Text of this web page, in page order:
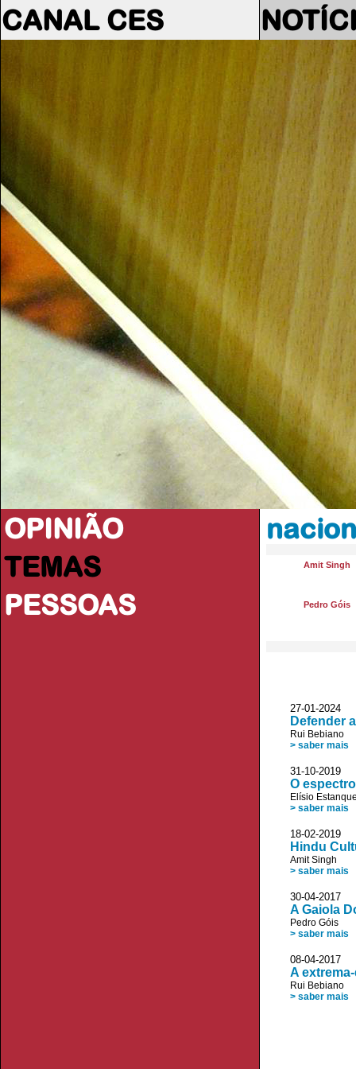
CANAL CES
OPINIÃO
TEMAS
PESSOAS
Amit Singh
Pedro Góis
27-01-
Defender
Rui Bebiano
> saber mais
31-10-
O
Elísio
> saber mais
18-02-2019
Hindu
Amit Singh
> saber mais
30-04-
A Gaiola
Pedro Góis
> saber mais
08-04-
A
Rui Bebiano
> saber mais